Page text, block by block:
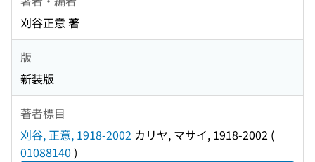
刈谷正意 著
版
新装版
著者標目
刈谷, 正意, 1918-2002 カリヤ, マサイ, 1918-2002 (
01088140 )